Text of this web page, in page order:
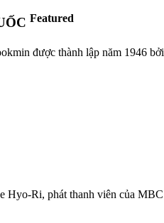
Featured
được thành lập năm 1946
Hyo-Ri, phát thanh viên của